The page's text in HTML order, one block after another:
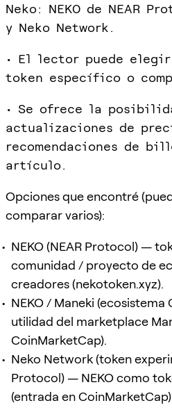
Neko: NEKO de NEAR
y Neko Network.
• El lector puede
token específico o
• Se ofrece la
actualizaciones de
recomendaciones de
artículo.
Opciones que encontré
comparar varios):
NEKO (NEAR Protocol) —
comunidad / proyecto de
creadores (nekotoken.xyz).
NEKO / Maneki
utilidad del marketplace
CoinMarketCap).
Neko Network (token
Protocol) — NEKO como
(entrada en